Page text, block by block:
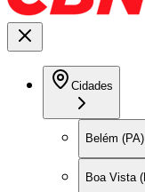
Cidades
Belém (PA)
Boa Vista